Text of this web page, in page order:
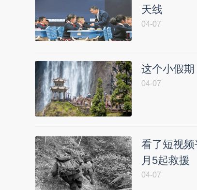
天线
04-07
这个小假期
04-07
看了短视频
月5起救援
04-07